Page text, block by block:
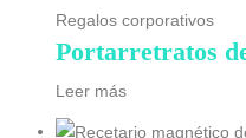
Regalos corporativos
Portarretratos
Leer más